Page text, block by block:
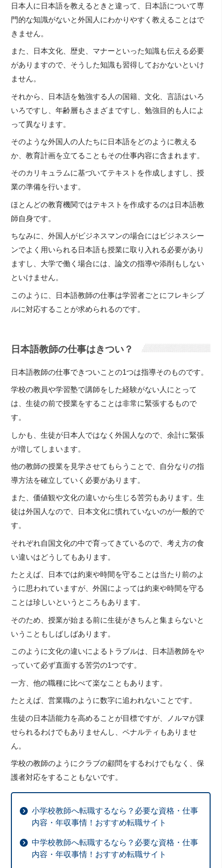
日本人に日本語を教えるときと違って、日本語について専
門的な知識がないと外国人にわかりやすく教えることはで
きません。
また、日本文化、歴史、マナーといった知識も伝える必要
がありますので、そうした知識も習得しておかないといけ
ません。
それから、日本語を勉強する人の国籍、文化、言語はいろ
いろですし、年齢層もさまざまですし、勉強目的も人によ
って異なります。
そのような外国人の人たちに日本語をどのように教える
か、教育計画を立てることもその仕事内容に含まれます。
そのカリキュラムに基づいてテキストを作成しますし、授
業の準備を行います。
ほとんどの教育機関ではテキストを作成するのは日本語教
師自身です。
ちなみに、外国人がビジネスマンの場合にはビジネスシー
ンでよく用いられる日本語も授業に取り入れる必要があり
ますし、大学で働く場合には、論文の指導や添削もしない
といけません。
このように、日本語教師の仕事は学習者ごとにフレキシブ
ルに対応することが求められるのです。
日本語教師の仕事はきつい？
日本語教師の仕事できついことの1つは指導そのものです。
学校の教員や学習塾で講師をした経験がない人にとって
は、生徒の前で授業をすることは非常に緊張するもので
す。
しかも、生徒が日本人ではなく外国人なので、余計に緊張
が増してしまいます。
他の教師の授業を見学させてもらうことで、自分なりの指
導方法を確立していく必要があります。
また、価値観や文化の違いから生じる苦労もあります。生
徒は外国人なので、日本文化に慣れていないのが一般的で
す。
それぞれ自国文化の中で育ってきているので、考え方の食
い違いはどうしてもあります。
たとえば、日本では約束や時間を守ることは当たり前のよ
うに思われていますが、外国によっては約束や時間を守る
ことは珍しいというところもあります。
そのため、授業が始まる前に生徒がきちんと集まらないと
いうこともしばしばあります。
このように文化の違いによるトラブルは、日本語教師をや
っていて必ず直面する苦労の1つです。
一方、他の職種に比べて楽なこともあります。
たとえば、営業職のように数字に追われないことです。
生徒の日本語能力を高めることが目標ですが、ノルマが課
せられるわけでもありませんし、ペナルティもありませ
ん。
学校の教師のようにクラブの顧問をするわけでもなく、保
護者対応をすることもないです。
小学校教師へ転職するなら？必要な資格・仕事
内容・年収事情！おすすめ転職サイト
中学校教師へ転職するなら？必要な資格・仕事
内容・年収事情！おすすめ転職サイト